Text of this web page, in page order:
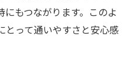
魅力
支え合う
会を提供
もつながります。このよ
とって通いやすさと安心感